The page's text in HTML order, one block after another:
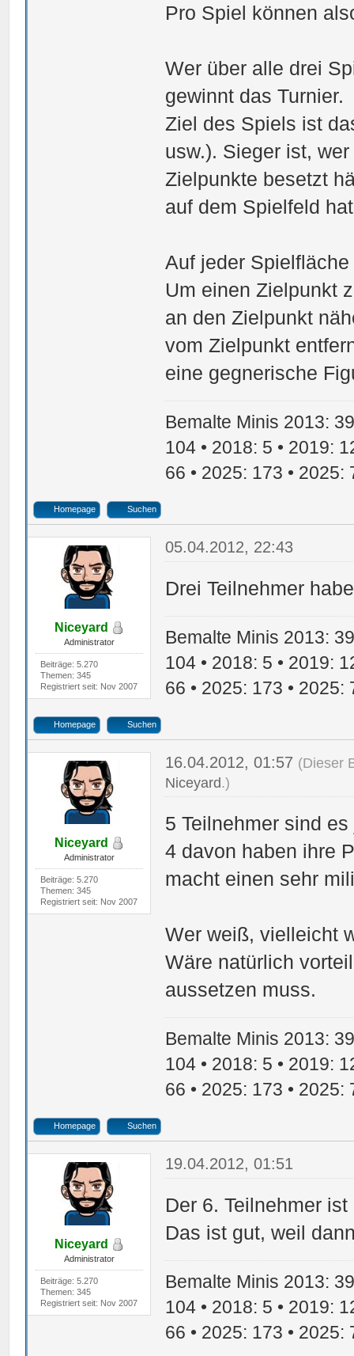
Pro Spiel können
Wer über alle drei
gewinnt das Turnier.
Ziel des Spiels ist
usw.). Sieger ist,
Zielpunkte besetzt
auf dem Spielfeld
Auf jeder
Um einen Zielpunkt
an den Zielpunkt
vom Zielpunkt
eine gegnerische
Bemalte Minis 2013:
104 • 2018: 5 • 2019:
66 • 2025: 173 • 2025:
Homepage Suchen
Niceyard
Administrator
Beiträge: 5.270
Themen: 345
Registriert seit: Nov 2007
05.04.2012, 22:43
Drei Teilnehmer
Bemalte Minis 2013:
104 • 2018: 5 • 2019:
66 • 2025: 173 • 2025:
Homepage Suchen
Niceyard
Administrator
Beiträge: 5.270
Themen: 345
Registriert seit: Nov 2007
16.04.2012, 01:57 (Dieser
Niceyard.)
5 Teilnehmer sind
4 davon haben ihre
macht einen sehr
Wer weiß, vielleicht
Wäre natürlich
aussetzen muss.
Bemalte Minis 2013:
104 • 2018: 5 • 2019:
66 • 2025: 173 • 2025:
Homepage Suchen
Niceyard
Administrator
Beiträge: 5.270
Themen: 345
Registriert seit: Nov 2007
19.04.2012, 01:51
Der 6. Teilnehmer
Das ist gut, weil
Bemalte Minis 2013:
104 • 2018: 5 • 2019:
66 • 2025: 173 • 2025: